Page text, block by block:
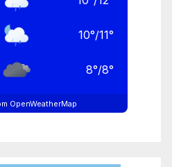
10°/11°
8°/8°
OpenWeatherMap